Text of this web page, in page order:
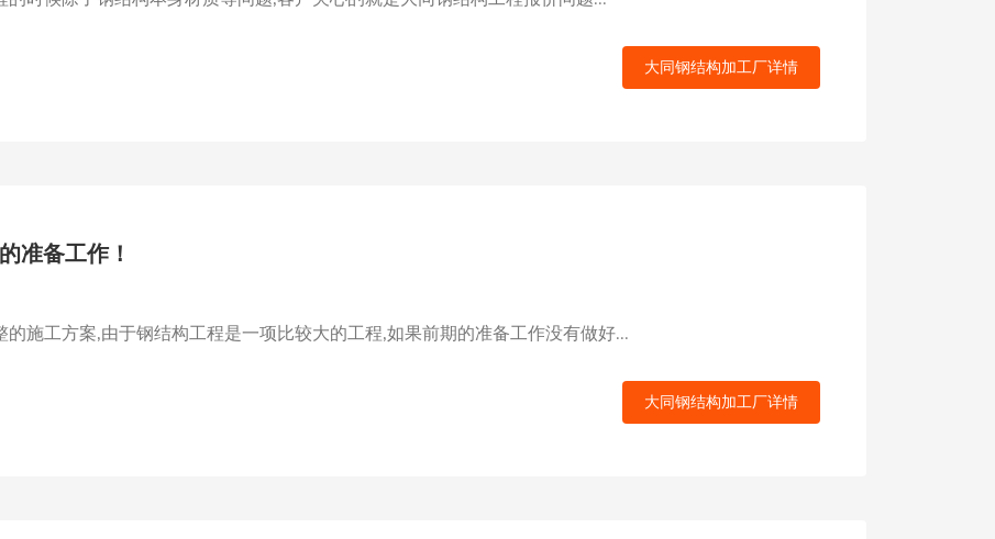
大同钢结构加工厂详情
准备工作！
施工方案,由于钢结构工程是一项比较大的工程,如果前期的准备工作没有做好...
大同钢结构加工厂详情